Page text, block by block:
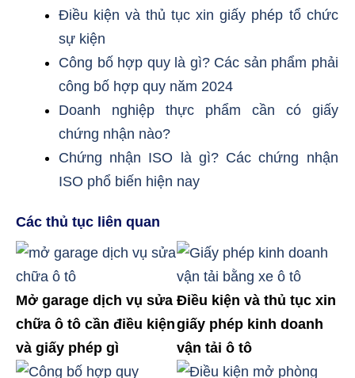
Điều kiện và thủ tục xin giấy phép tổ chức
sự kiện
Công bố hợp quy là gì? Các sản phẩm phải
công bố hợp quy năm 2024
Doanh nghiệp thực phẩm cần có giấy
chứng nhận nào?
Chứng nhận ISO là gì? Các chứng nhận
ISO phổ biến hiện nay
Các thủ tục liên quan
Mở garage dịch vụ sửa
chữa ô tô cần điều kiện
và giấy phép gì
Điều kiện và thủ tục xin
giấy phép kinh doanh
vận tải ô tô